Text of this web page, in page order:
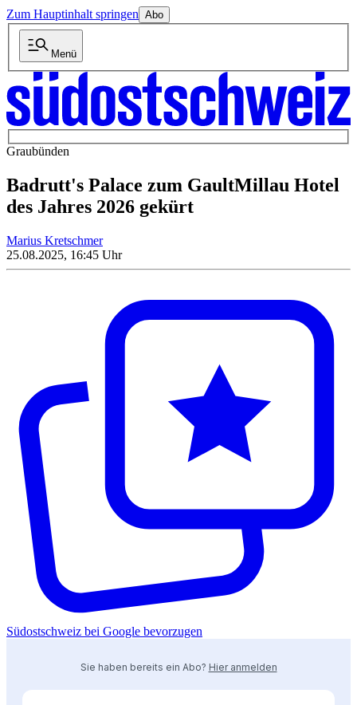
Zum Hauptinhalt springen Abo
Menü
Graubünden
Badrutt's Palace zum GaultMillau Hotel
des Jahres 2026 gekürt
Marius Kretschmer
25.08.2025, 16:45 Uhr
Südostschweiz bei Google bevorzugen